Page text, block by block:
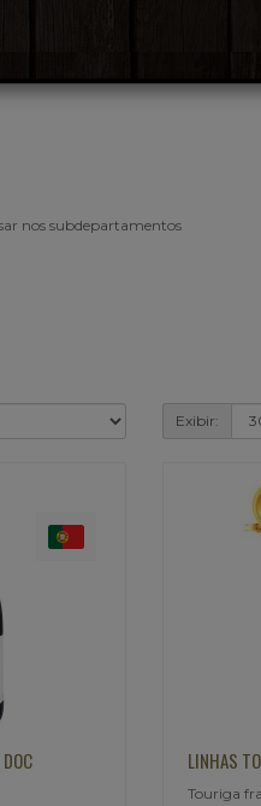
nos subdepartamentos
Exibir:
LINHAS
Touriga